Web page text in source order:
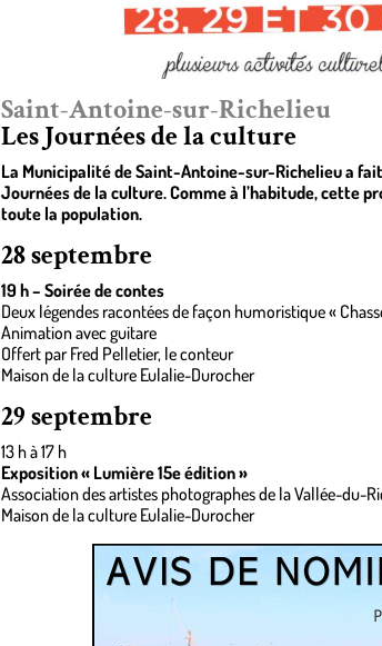
Saint-Antoine-sur-Richelieu
Les Journées de la culture
La Municipalité de Saint-Antoine-sur-Richelieu a
Journées de la culture. Comme à l’habitude, cette
toute la population.
28 septembre
19 h – Soirée de contes
Deux légendes racontées de façon humoristique «
Animation avec guitare
Offert par Fred Pelletier, le conteur
Maison de la culture Eulalie-Durocher
29 septembre
13 h à 17 h
Exposition « Lumière 15e édition »
Association des artistes photographes de la Vallée-du-
Maison de la culture Eulalie-Durocher